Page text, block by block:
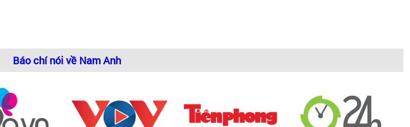
Báo chí nói về Nam Anh